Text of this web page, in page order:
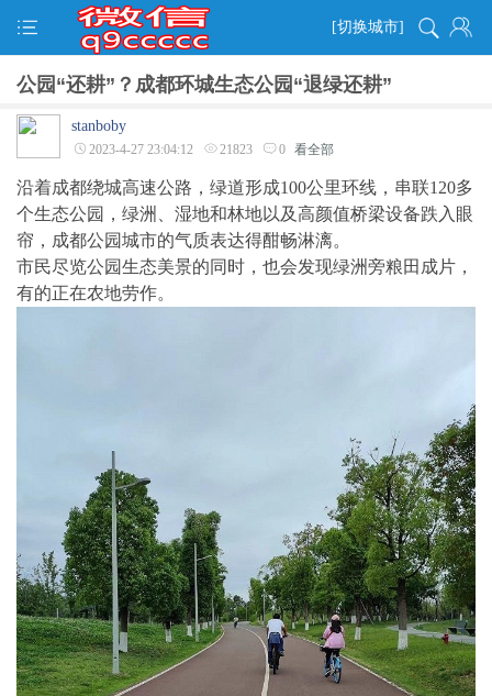
[切换城市]
公园“还耕”？成都环城生态公园“退绿还耕”
stanboby
2023-4-27 23:04:12 21823 0 看全部
沿着成都绕城高速公路，绿道形成100公里环线，串联120多
个生态公园，绿洲、湿地和林地以及高颜值桥梁设备跌入眼
帘，成都公园城市的气质表达得酣畅淋漓。
市民尽览公园生态美景的同时，也会发现绿洲旁粮田成片，
有的正在农地劳作。